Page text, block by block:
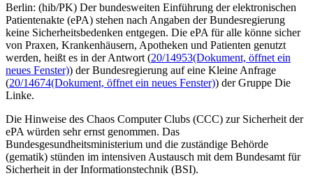
Berlin: (hib/PK) Der bundesweiten Einführung der elektronischen
Patientenakte (ePA) stehen nach Angaben der Bundesregierung
keine Sicherheitsbedenken entgegen. Die ePA für alle könne sicher
von Praxen, Krankenhäusern, Apotheken und Patienten genutzt
werden, heißt es in der Antwort (20/14953(Dokument, öffnet ein
neues Fenster)) der Bundesregierung auf eine Kleine Anfrage
(20/14674(Dokument, öffnet ein neues Fenster)) der Gruppe Die
Linke.
Die Hinweise des Chaos Computer Clubs (CCC) zur Sicherheit der
ePA würden sehr ernst genommen. Das
Bundesgesundheitsministerium und die zuständige Behörde
(gematik) stünden im intensiven Austausch mit dem Bundesamt für
Sicherheit in der Informationstechnik (BSI).